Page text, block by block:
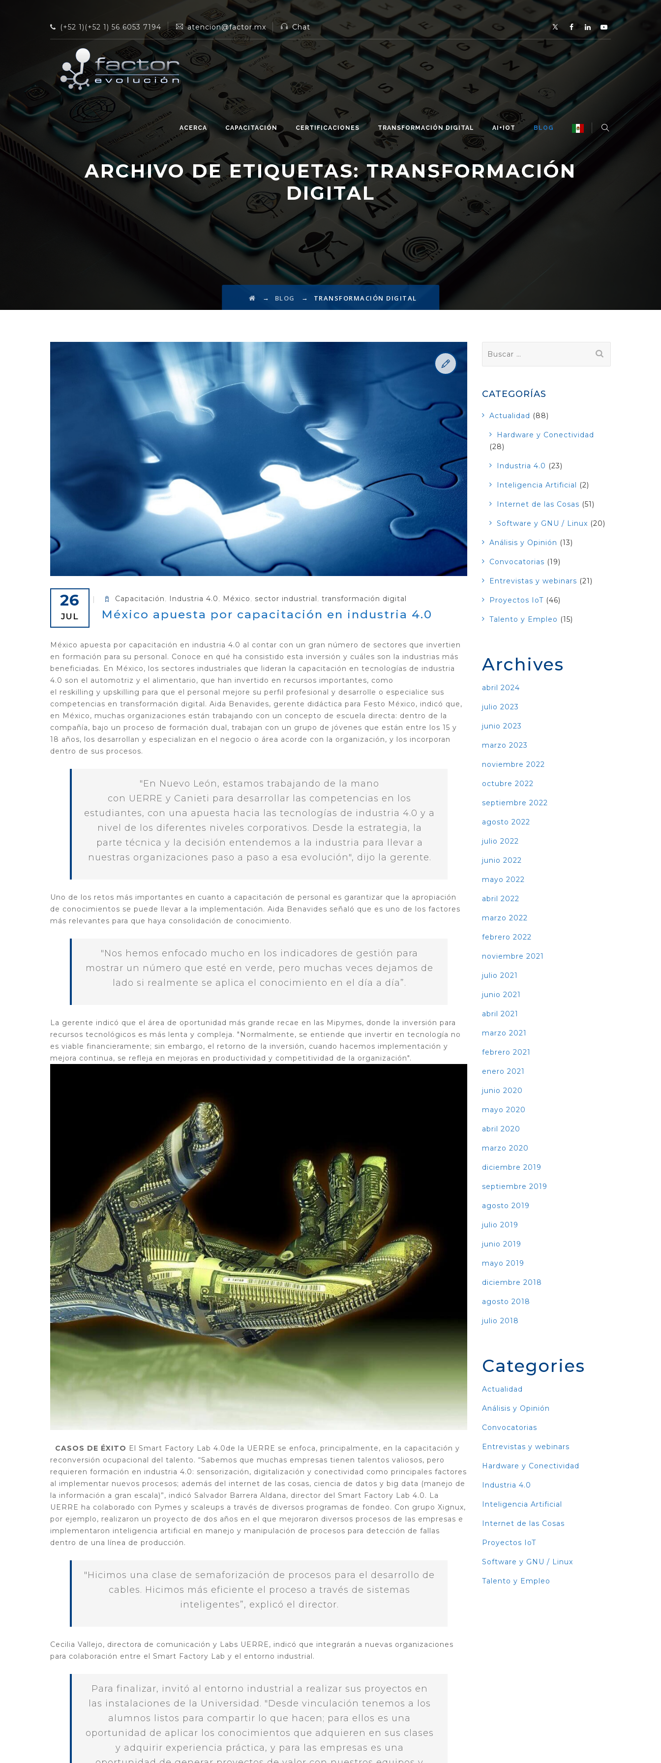
(+52 1)(+52 1) 56 6053 7194 atencion@factor.mx Chat
ACERCA CAPACITACIÓN CERTIFICACIONES TRANSFORMACIÓN DIGITAL AI+IOT BLOG
ARCHIVO DE ETIQUETAS:TRANSFORMACIÓN
DIGITAL
→ BLOG → TRANSFORMACIÓN DIGITAL
26
JUL
Capacitación, Industria 4.0, México, sector industrial, transformación digital
México apuesta por capacitación en industria 4.0
México apuesta por capacitación en industria 4.0 al contar con un gran número de sectores que invertien
en formación para su personal. Conoce en qué ha consistido esta inversión y cuáles son la industrias más
beneficiadas. En México, los sectores industriales que lideran la capacitación en tecnologías de industria
4.0 son el automotriz y el alimentario, que han invertido en recursos importantes, como
el reskilling y upskilling para que el personal mejore su perfil profesional y desarrolle o especialice sus
competencias en transformación digital. Aida Benavides, gerente didáctica para Festo México, indicó que,
en México, muchas organizaciones están trabajando con un concepto de escuela directa: dentro de la
compañía, bajo un proceso de formación dual, trabajan con un grupo de jóvenes que están entre los 15 y
18 años, los desarrollan y especializan en el negocio o área acorde con la organización, y los incorporan
dentro de sus procesos.
"En Nuevo León, estamos trabajando de la mano
con UERRE y Canieti para desarrollar las competencias en los
estudiantes, con una apuesta hacia las tecnologías de industria 4.0 y a
nivel de los diferentes niveles corporativos. Desde la estrategia, la
parte técnica y la decisión entendemos a la industria para llevar a
nuestras organizaciones paso a paso a esa evolución", dijo la gerente.
Uno de los retos más importantes en cuanto a capacitación de personal es garantizar que la apropiación
de conocimientos se puede llevar a la implementación. Aida Benavides señaló que es uno de los factores
más relevantes para que haya consolidación de conocimiento.
"Nos hemos enfocado mucho en los indicadores de gestión para
mostrar un número que esté en verde, pero muchas veces dejamos de
lado si realmente se aplica el conocimiento en el día a día”.
La gerente indicó que el área de oportunidad más grande recae en las Mipymes, donde la inversión para
recursos tecnológicos es más lenta y compleja. "Normalmente, se entiende que invertir en tecnología no
es viable financieramente; sin embargo, el retorno de la inversión, cuando hacemos implementación y
mejora continua, se refleja en mejoras en productividad y competitividad de la organización".
CASOS DE ÉXITO El Smart Factory Lab 4.0de la UERRE se enfoca, principalmente, en la capacitación y
reconversión ocupacional del talento. “Sabemos que muchas empresas tienen talentos valiosos, pero
requieren formación en industria 4.0: sensorización, digitalización y conectividad como principales factores
al implementar nuevos procesos; además del internet de las cosas, ciencia de datos y big data (manejo de
la información a gran escala)”, indicó Salvador Barrera Aldana, director del Smart Factory Lab 4.0. La
UERRE ha colaborado con Pymes y scaleups a través de diversos programas de fondeo. Con grupo Xignux,
por ejemplo, realizaron un proyecto de dos años en el que mejoraron diversos procesos de las empresas e
implementaron inteligencia artificial en manejo y manipulación de procesos para detección de fallas
dentro de una línea de producción.
"Hicimos una clase de semaforización de procesos para el desarrollo de
cables. Hicimos más eficiente el proceso a través de sistemas
inteligentes”, explicó el director.
Cecilia Vallejo, directora de comunicación y Labs UERRE, indicó que integrarán a nuevas organizaciones
para colaboración entre el Smart Factory Lab y el entorno industrial.
Para finalizar, invitó al entorno industrial a realizar sus proyectos en
las instalaciones de la Universidad. "Desde vinculación tenemos a los
alumnos listos para compartir lo que hacen; para ellos es una
oportunidad de aplicar los conocimientos que adquieren en sus clases
y adquirir experiencia práctica, y para las empresas es una
CATEGORÍAS
Actualidad (88)
Hardware y Conectividad
(28)
Industria 4.0 (23)
Inteligencia Artificial (2)
Internet de las Cosas (51)
Software y GNU / Linux (20)
Análisis y Opinión (13)
Convocatorias (19)
Entrevistas y webinars (21)
Proyectos IoT(46)
Talento y Empleo (15)
Archives
abril 2024
julio 2023
junio 2023
marzo 2023
noviembre 2022
octubre 2022
septiembre 2022
agosto 2022
julio 2022
junio 2022
mayo 2022
abril 2022
marzo 2022
febrero 2022
noviembre 2021
julio 2021
junio 2021
abril 2021
marzo 2021
febrero 2021
enero 2021
junio 2020
mayo 2020
abril 2020
marzo 2020
diciembre 2019
septiembre 2019
agosto 2019
julio 2019
junio 2019
mayo 2019
diciembre 2018
agosto 2018
julio 2018
Categories
Actualidad
Análisis y Opinión
Convocatorias
Entrevistas y webinars
Hardware y Conectividad
Industria 4.0
Inteligencia Artificial
Internet de las Cosas
Proyectos IoT
Software y GNU / Linux
Talento y Empleo